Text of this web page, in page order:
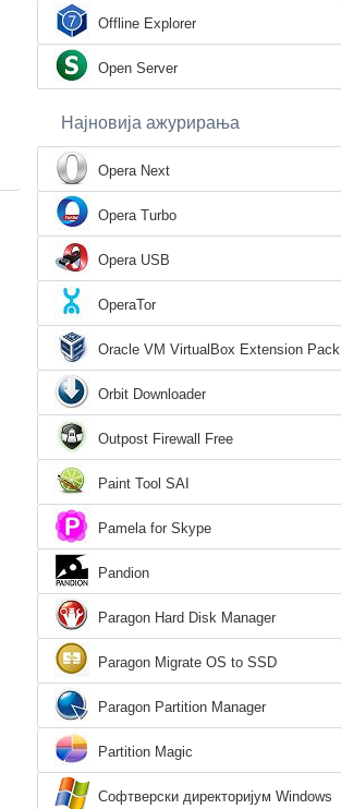
Offline Explorer
Open Server
Најновија ажурирања
Opera Next
Opera Turbo
Opera USB
OperaTor
Oracle VM VirtualBox Extension Pack
Orbit Downloader
Outpost Firewall Free
Paint Tool SAI
Pamela for Skype
Pandion
Paragon Hard Disk Manager
Paragon Migrate OS to SSD
Paragon Partition Manager
Partition Magic
Софтверски директоријум Windows